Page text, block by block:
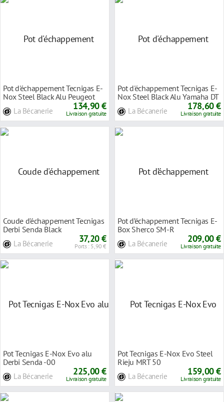
Pot d'échappement Tecnigas E-
Nox Steel Black Alu Peugeot
La Bécanerie 134,90 €
Livraison gratuite
Pot d'échappement Tecnigas E-
Nox Steel Black Alu Yamaha DT
La Bécanerie 178,60 €
Livraison gratuite
Coude d'échappement Tecnigas
Derbi Senda Black
La Bécanerie 37,20 €
Ports : 5,90 €
Pot d’échappement Tecnigas E-
Box Sherco SM-R
La Bécanerie 209,00 €
Livraison gratuite
Pot Tecnigas E-Nox Evo alu
Derbi Senda -00
La Bécanerie 225,00 €
Livraison gratuite
Pot Tecnigas E-Nox Evo Steel
Rieju MRT 50
La Bécanerie 159,00 €
Livraison gratuite